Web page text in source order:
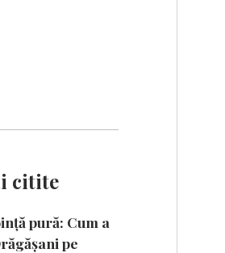
citite
pură: Cum a
pe